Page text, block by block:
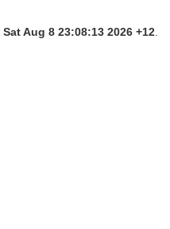
Sat Aug 8 23:08:13 2026 +12